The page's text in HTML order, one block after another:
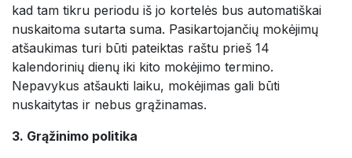
kad tam tikru periodu iš jo kortelės bus automatiškai
nuskaitoma sutarta suma. Pasikartojančių mokėjimų
atšaukimas turi būti pateiktas raštu prieš 14
kalendorinių dienų iki kito mokėjimo termino.
Nepavykus atšaukti laiku, mokėjimas gali būti
nuskaitytas ir nebus grąžinamas.
3. Grąžinimo politika